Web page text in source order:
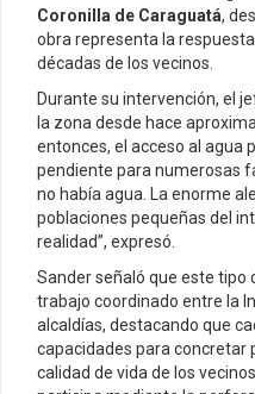
Coronilla de Caraguatá,
obra representa la
décadas de los vecinos.
Durante su intervención, el
la zona desde hace
entonces, el acceso al agua
pendiente para numerosas
no había agua. La enorme
poblaciones pequeñas del
realidad”, expresó.
Sander señaló que este tipo
trabajo coordinado entre la
alcaldías, destacando que
capacidades para concretar
calidad de vida de los